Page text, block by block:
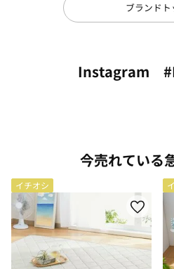
ブランドト
Instagram
今売れている
イチオシ